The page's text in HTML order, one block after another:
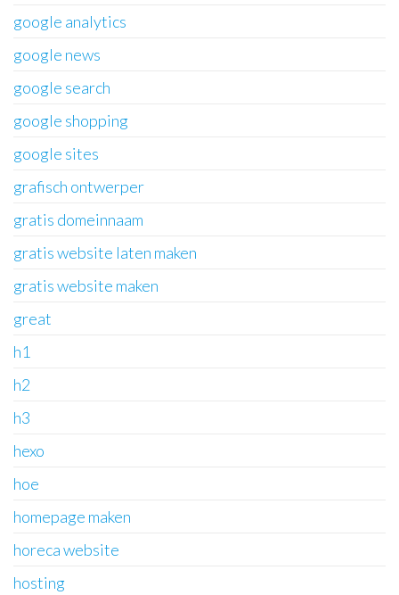
google analytics
google news
google search
google shopping
google sites
grafisch ontwerper
gratis domeinnaam
gratis website laten maken
gratis website maken
great
h1
h2
h3
hexo
hoe
homepage maken
horeca website
hosting